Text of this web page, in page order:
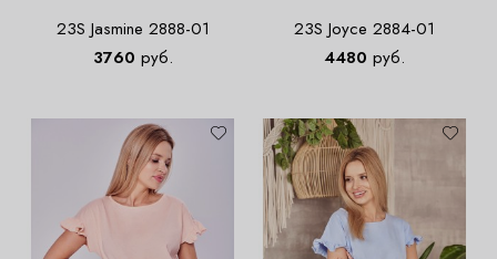
23S Jasmine 2888-01
3760 руб.
23S Joyce 2884-01
4480 руб.